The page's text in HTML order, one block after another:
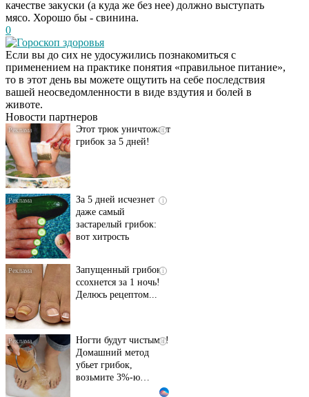
качестве закуски (а куда же без нее) должно выступать
мясо. Хорошо бы - свинина.
0
Гороскоп здоровья
Если вы до сих не удосужились познакомиться с
применением на практике понятия «правильное питание»,
то в этот день вы можете ощутить на себе последствия
вашей неосведомленности в виде вздутия и болей в
животе.
Новости партнеров
i
Даже самый
запущенный грибок
исчезнет с корнем,
если перед сном…
i
Этот трюк уничтожает
грибок за 5 дней!
i
За 5 дней исчезнет
даже самый
застарелый грибок:
вот хитрость
i
Запущенный грибок
ссохнется за 1 ночь!
Делюсь рецептом...
i
Ногти будут чистыми!
Домашний метод
убьет грибок,
возьмите 3%-ю…